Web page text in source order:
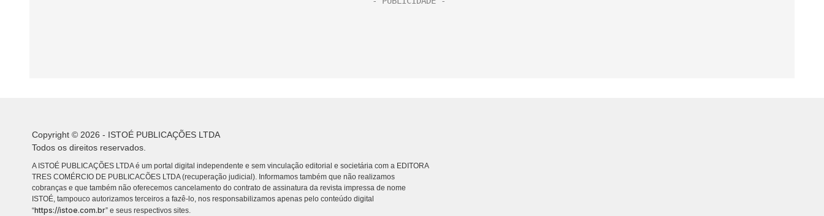
Copyright © 2026 - ISTOÉ PUBLICAÇÕES LTDA
Todos os direitos reservados.
A ISTOÉ PUBLICAÇÕES LTDA é um portal digital independente e sem vinculação editorial e societária com a EDITORA
TRES COMÉRCIO DE PUBLICACÕES LTDA (recuperação judicial). Informamos também que não realizamos
cobranças e que também não oferecemos cancelamento do contrato de assinatura da revista impressa de nome
ISTOÉ, tampouco autorizamos terceiros a fazê-lo, nos responsabilizamos apenas pelo conteúdo digital
“https://istoe.com.br” e seus respectivos sites.